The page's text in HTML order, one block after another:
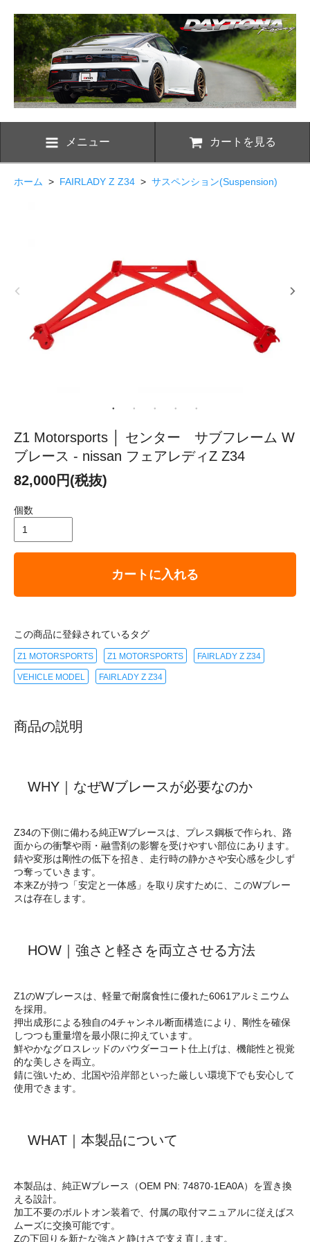
メニュー カートを見る
ホーム > FAIRLADY Z Z34 > サスペンション(Suspension)
Z1 Motorsports │ センター サブフレーム W
ブレース - nissan フェアレディZ Z34
82,000円(税抜)
個数
カートに入れる
この商品に登録されているタグ
Z1 MOTORSPORTS Z1 MOTORSPORTS FAIRLADY Z Z34
VEHICLE MODEL FAIRLADY Z Z34
商品の説明
WHY｜なぜWブレースが必要なのか
Z34の下側に備わる純正Wブレースは、プレス鋼板で作られ、路
面からの衝撃や雨・融雪剤の影響を受けやすい部位にあります。
錆や変形は剛性の低下を招き、走行時の静かさや安心感を少しず
つ奪っていきます。
本来Zが持つ「安定と一体感」を取り戻すために、このWブレー
スは存在します。
HOW｜強さと軽さを両立させる方法
Z1のWブレースは、軽量で耐腐食性に優れた6061アルミニウム
を採用。
押出成形による独自の4チャンネル断面構造により、剛性を確保
しつつも重量増を最小限に抑えています。
鮮やかなグロスレッドのパウダーコート仕上げは、機能性と視覚
的な美しさを両立。
錆に強いため、北国や沿岸部といった厳しい環境下でも安心して
使用できます。
WHAT｜本製品について
本製品は、純正Wブレース（OEM PN: 74870-1EA0A）を置き換
える設計。
加工不要のボルトオン装着で、付属の取付マニュアルに従えばス
ムーズに交換可能です。
Zの下回りを新たな強さと静けさで支え直します。